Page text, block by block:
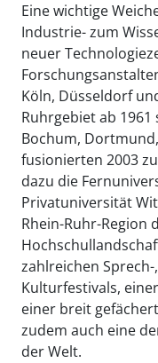
Eine wichtige
Industrie- zum
neuer
Köln, Düsseldorf
Ruhrgebiet ab
Bochum,
fusionierten 2003
dazu die
Privatuniversität
Rhein-Ruhr-Region
zahlreichen
Kulturfestivals,
einer breit
zudem auch eine
der Welt.